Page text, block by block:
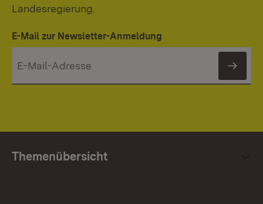
Landesregierung.
E-Mail zur Newsletter-Anmeldung
Themenübersicht